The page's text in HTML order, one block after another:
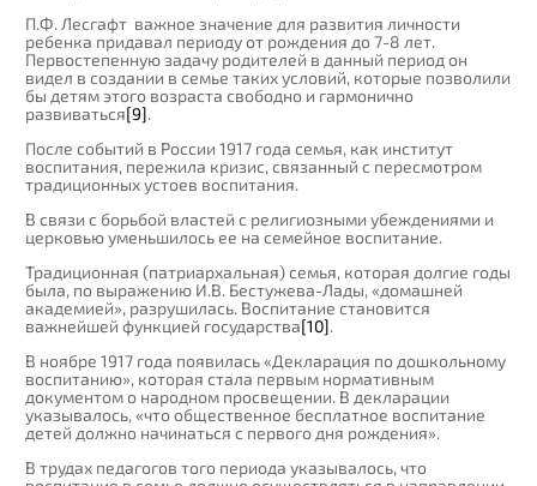
П.Ф. Лесгафт важное значение для развития личности
ребенка придавал периоду от рождения до 7-8 лет.
Первостепенную задачу родителей в данный период он
видел в создании в семье таких условий, которые позволили
бы детям этого возраста свободно и гармонично
развиваться[9].
После событий в России 1917 года семья, как институт
воспитания, пережила кризис, связанный с пересмотром
традиционных устоев воспитания.
В связи с борьбой властей с религиозными убеждениями и
церковью уменьшилось ее на семейное воспитание.
Традиционная (патриархальная) семья, которая долгие годы
была, по выражению И.В. Бестужева-Лады, «домашней
академией», разрушилась. Воспитание становится
важнейшей функцией государства[10].
В ноябре 1917 года появилась «Декларация по дошкольному
воспитанию», которая стала первым нормативным
документом о народном просвещении. В декларации
указывалось, «что общественное бесплатное воспитание
детей должно начинаться с первого дня рождения».
В трудах педагогов того периода указывалось, что